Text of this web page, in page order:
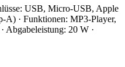
USB, Micro-USB, Apple
· Funktionen: MP3-Player,
Abgabeleistung: 20 W ·